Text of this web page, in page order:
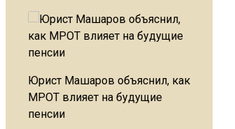
Юрист Машаров объяснил, как
МРОТ влияет на будущие
пенсии